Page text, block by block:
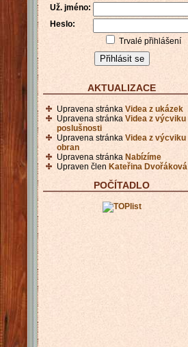
Už. jméno:
Heslo:
Trvalé přihlášení
AKTUALIZACE
Upravena stránka Videa z ukázek
Upravena stránka Videa z výcviku
poslušnosti
Upravena stránka Videa z výcviku
obran
Upravena stránka Nabízíme
Upraven člen Kateřina Dvořáková
POČÍTADLO